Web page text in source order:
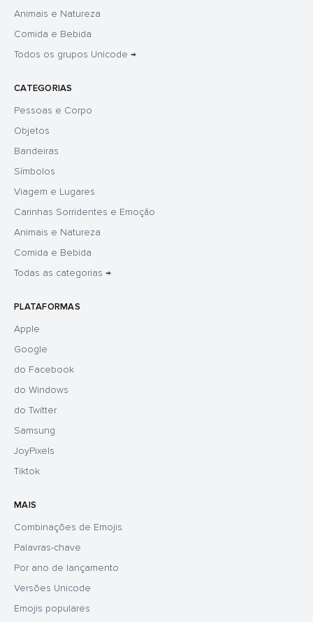
Animais e Natureza
Comida e Bebida
Todos os grupos Unicode →
CATEGORIAS
Pessoas e Corpo
Objetos
Bandeiras
Símbolos
Viagem e Lugares
Carinhas Sorridentes e Emoção
Animais e Natureza
Comida e Bebida
Todas as categorias →
PLATAFORMAS
Apple
Google
do Facebook
do Windows
do Twitter
Samsung
JoyPixels
Tiktok
MAIS
Combinações de Emojis
Palavras-chave
Por ano de lançamento
Versões Unicode
Emojis populares